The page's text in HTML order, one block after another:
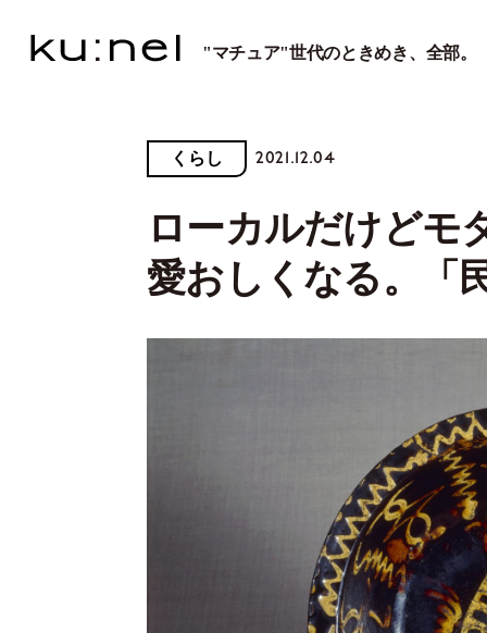
"マチュア"世代のときめき、全部。
くらし 2021.12.04
ローカルだけどモ
愛おしくなる。「